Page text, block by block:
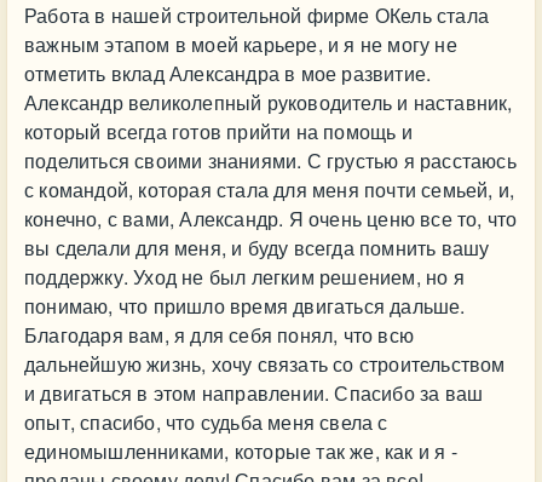
Работа в нашей строительной фирме ОКель стала
важным этапом в моей карьере, и я не могу не
отметить вклад Александра в мое развитие.
Александр великолепный руководитель и наставник,
который всегда готов прийти на помощь и
поделиться своими знаниями. С грустью я расстаюсь
с командой, которая стала для меня почти семьей, и,
конечно, с вами, Александр. Я очень ценю все то, что
вы сделали для меня, и буду всегда помнить вашу
поддержку. Уход не был легким решением, но я
понимаю, что пришло время двигаться дальше.
Благодаря вам, я для себя понял, что всю
дальнейшую жизнь, хочу связать со строительством
и двигаться в этом направлении. Спасибо за ваш
опыт, спасибо, что судьба меня свела с
единомышленниками, которые так же, как и я -